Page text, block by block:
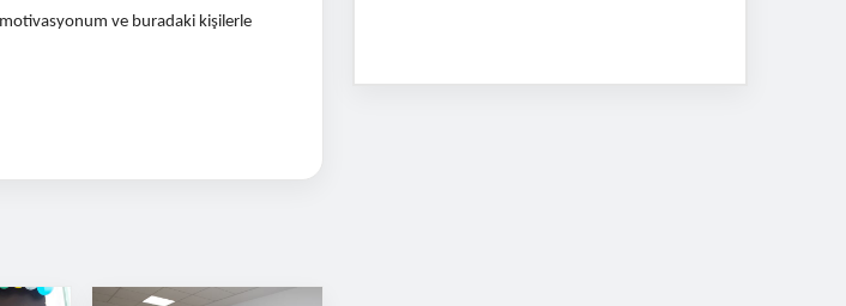
ve buradaki kişilerle